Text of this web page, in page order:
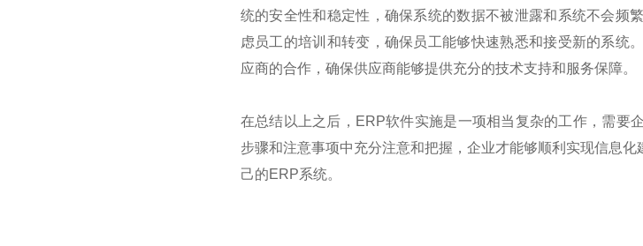
统的安全性和稳定性，确保系统的数据不被泄露和系统不会频
虑员工的培训和转变，确保员工能够快速熟悉和接受新的系统
应商的合作，确保供应商能够提供充分的技术支持和服务保障。
在总结以上之后， ERP软件实施是一项相当复杂的工作，需要
步骤和注意事项中充分注意和把握，企业才能够顺利实现信息
己的ERP系统。